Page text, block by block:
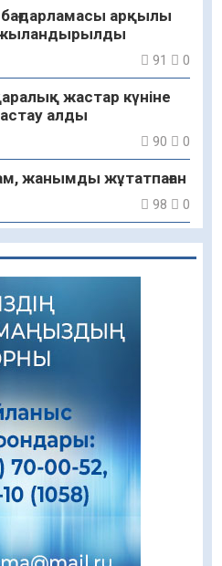
арқылы
91 0
жастар күніне
алды
90 0
жанымды жұтатпаған
98 0
дамуының айғағы
жерді түлеткен
бар
ой-сананың
жұмыстары